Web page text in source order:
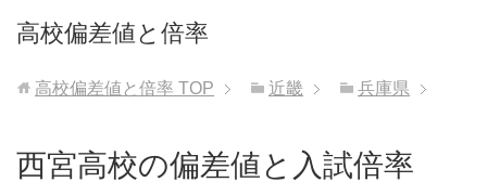
高校偏差値と倍率
高校偏差値と倍率 TOP 近畿 兵庫県
西宮高校の偏差値と入試倍率